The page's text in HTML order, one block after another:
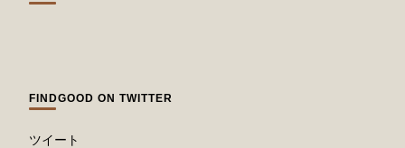
FINDGOOD ON TWITTER
ツイート